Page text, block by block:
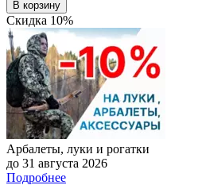
В корзину
Скидка 10%
Арбалеты, луки и рогатки
до 31 августа 2026
Подробнее